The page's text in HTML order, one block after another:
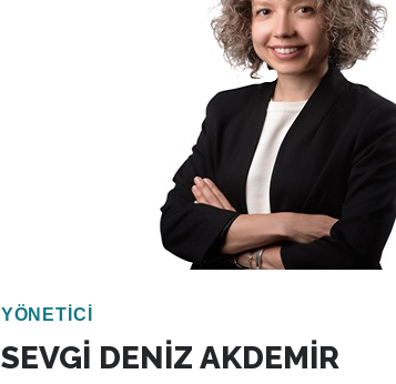
çevre yönetimi (mevzuat, müşteri ve toplumsal
seviyede çevre yönetim sistemi kurulumu, takibi
sürdürülebilir madencilik (GRI raporlamasına
konsolidasyonu ve doğrulanması) konularında
projelerinin çevresel ve sosyal risklerinin
finans kuruluşlarının standartlarına uygun olarak
yapılandırılması, sürdürülebilirlik yönetişimi ve
Akbaş, 2021 yılından itibaren Escarus’ta görev
YÖNETİCİ
SEVGİ DENİZ AKDEMİR